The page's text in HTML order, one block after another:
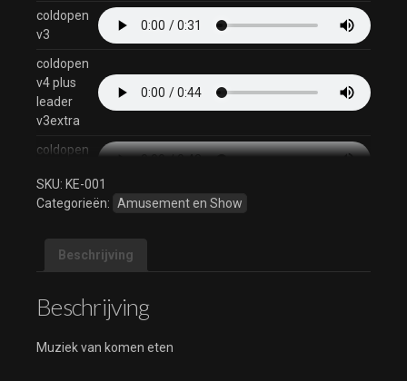
coldopen
v3
coldopen
v4 plus
leader
v3extra
coldopen
coldopen
SKU: KE-001
Categorieën: Amusement en Show
Beschrijving
Beschrijving
Muziek van komen eten